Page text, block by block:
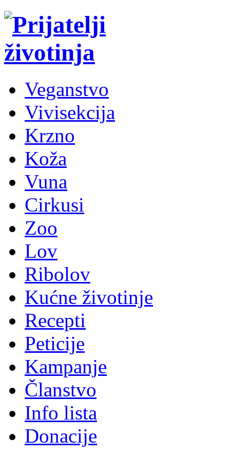
Veganstvo
Vivisekcija
Krzno
Koža
Vuna
Cirkusi
Zoo
Lov
Ribolov
Kućne životinje
Recepti
Peticije
Kampanje
Članstvo
Info lista
Donacije